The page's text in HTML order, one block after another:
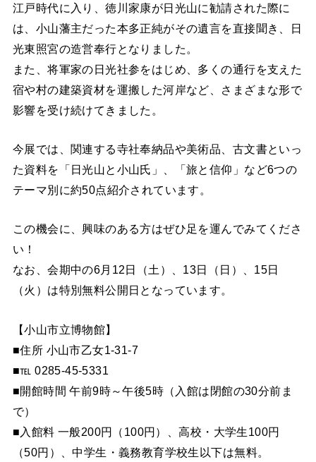
江戸時代に入り、徳川家康が日光山に勧請された際に
は、小山藩主だった本多正純がその遺言を直接聞き、日
光東照宮の造営奉行となりました。
また、将軍家の日光社参をはじめ、多くの通行を支えた
宿や村の建築資材を運搬した河岸など、さまざまな形で
影響を受け続けてきました。
今展では、関連する寺社奉納品や美術品、古文書といっ
た資料を「日光山と小山氏」、「旅と信仰」など6つの
テーマ別に約50点紹介されています。
この機会に、興味のある方はぜひ足を運んでみてくださ
い！
なお、会期中の6月12日（土）、13日（日）、15日
（火）は特別無料公開日となっています。
【小山市立博物館】
■住所 小山市乙女1-31-7
■℡ 0285-45-5331
■開館時間 午前9時～午後5時（入館は閉館の30分前ま
で）
■入館料 一般200円（100円）、高校・大学生100円
（50円）、中学生・義務教育学校生以下は無料。